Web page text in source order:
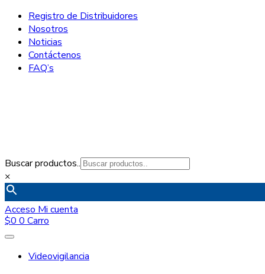
Registro de Distribuidores
Nosotros
Noticias
Contáctenos
FAQ’s
Buscar productos..
×
Acceso Mi cuenta
$0 0 Carro
Videovigilancia